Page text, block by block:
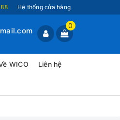
Hệ thống cửa hàng
0
WICO Liên hệ